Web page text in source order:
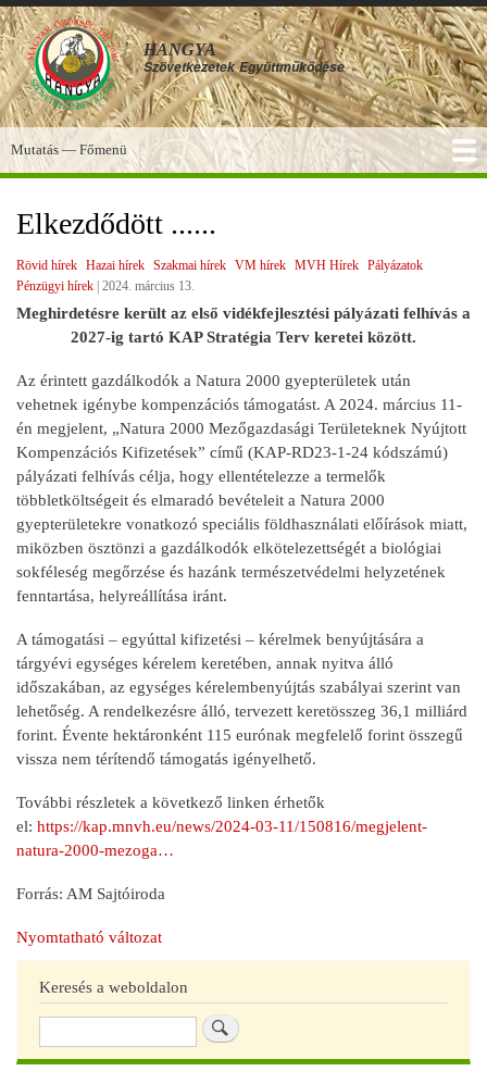
Ugrás
a
tartalomra
HANGYA
Szövetkezetek Együttműködése
Főmenü
Mutatás — Főmenü
Elkezdődött ......
Rövid hírek Hazai hírek Szakmai hírek VM hírek MVH Hírek Pályázatok
Pénzügyi hírek 2024. március 13.
Meghirdetésre került az első vidékfejlesztési pályázati felhívás a
2027-ig tartó KAP Stratégia Terv keretei között.
Az érintett gazdálkodók a Natura 2000 gyepterületek után
vehetnek igénybe kompenzációs támogatást. A 2024. március 11-
én megjelent, „Natura 2000 Mezőgazdasági Területeknek Nyújtott
Kompenzációs Kifizetések” című (KAP-RD23-1-24 kódszámú)
pályázati felhívás célja, hogy ellentételezze a termelők
többletköltségeit és elmaradó bevételeit a Natura 2000
gyepterületekre vonatkozó speciális földhasználati előírások miatt,
miközben ösztönzi a gazdálkodók elkötelezettségét a biológiai
sokféleség megőrzése és hazánk természetvédelmi helyzetének
fenntartása, helyreállítása iránt.
A támogatási – egyúttal kifizetési – kérelmek benyújtására a
tárgyévi egységes kérelem keretében, annak nyitva álló
időszakában, az egységes kérelembenyújtás szabályai szerint van
lehetőség. A rendelkezésre álló, tervezett keretösszeg 36,1 milliárd
forint. Évente hektáronként 115 eurónak megfelelő forint összegű
vissza nem térítendő támogatás igényelhető.
További részletek a következő linken érhetők
el: https://kap.mnvh.eu/news/2024-03-11/150816/megjelent-
natura-2000-mezoga…
Forrás: AM Sajtóiroda
Nyomtatható változat
Keresés a weboldalon